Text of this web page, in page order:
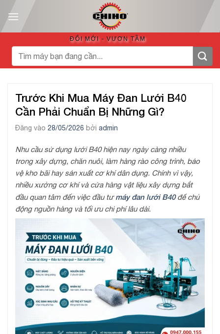
qua
ĐỔI MỚI - VƯƠN TẦM
Tìm
kiếm:
Trước Khi Mua Máy Đan Lưới B40
Cần Phải Chuẩn Bị Những Gì?
Đăng vào 28/05/2026 bởi admin
Nhu cầu sử dụng lưới B40 hiện nay ngày càng nhiều
trong xây dựng, chăn nuôi, làm hàng rào công trình, bảo
vệ kho bãi hay sản xuất cơ khí dân dụng. Chính vì vậy,
nhiều xưởng cơ khí và cửa hàng vật liệu xây dựng bắt
đầu quan tâm đến việc đầu tưmáy đan lưới B40để chủ
động nguồn hàng và tối ưu chi phí lâu dài.